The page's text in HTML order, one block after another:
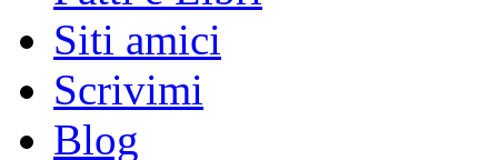
Siti amici
Scrivimi
Blog